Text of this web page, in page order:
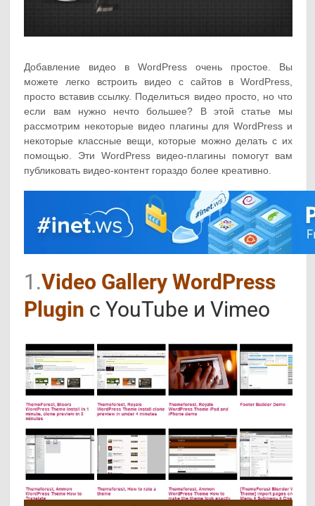
Добавление видео в WordPress очень простое. Вы
можете легко встроить видео с сайтов в WordPress,
просто вставив ссылку. Поделиться видео просто, но что
если вам нужно нечто большее? В этой статье мы
рассмотрим некоторые видео плагины для WordPress и
некоторые классные вещи, которые можно делать с их
помощью. Эти WordPress видео-плагины помогут вам
публиковать видео-контент гораздо более креативно.
1.Video Gallery WordPress
Plugin с YouTube и Vimeo